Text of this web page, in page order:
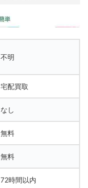
不明
宅配買取
なし
無料
無料
72時間以内